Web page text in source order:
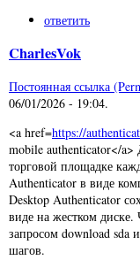
ответить
CharlesVok
Постоянная ссылка
06/01/2026 - 19:04.
<a href=https://
mobile authenticator</a>
торговой площадке
Authenticator в виде
Desktop Authenticator
виде на жестком диске.
запросом download sda
шагов.